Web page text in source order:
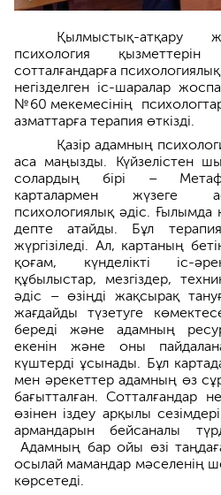
Қылмыстық-атқару
психология
сотталғандарға
негізделген іс-шаралар
№60 мекемесінің
азматтарға терапия өткізді.
Қазір адамның
аса маңызды. Күйзелістен
солардың бірі –
карталармен жүзеге
психологиялық әдіс.
депте атайды. Бұл
жүргізіледі. Ал, картаның
қоғам, күнделікті іс-
құбылыстар, мезгіздер,
әдіс – өзіңді жақсырақ
жағдайды түзетуге
береді және адамның
екенін және оны
күштерді ұсынады. Бұл
мен әрекеттер адамның өз
бағытталған. Сотталғандар
өзінен іздеу арқылы
армандарын бейсаналы
Адамның бар ойы өзі
осылай мамандар мәселенің
көрсетеді.